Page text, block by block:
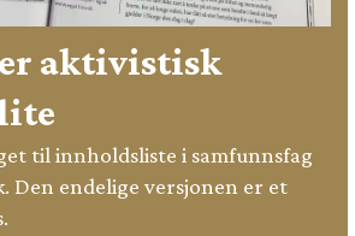
aktivistisk
til innholdsliste i samfunnsfag
Den endelige versjonen er et